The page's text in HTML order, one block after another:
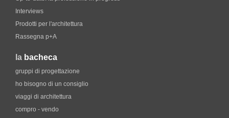
Interviews
Prodotti per l'architettura
Rassegna p+A
la bacheca
gruppi di progettazione
ho bisogno di un consiglio
viaggi di architettura
compro - vendo